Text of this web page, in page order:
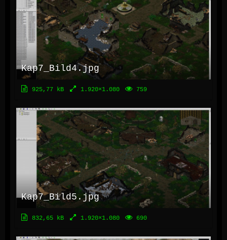
Kap7_Bild4.jpg
925,77 kB 1.920×1.080 759
Kap7_Bild5.jpg
832,65 kB 1.920×1.080 690